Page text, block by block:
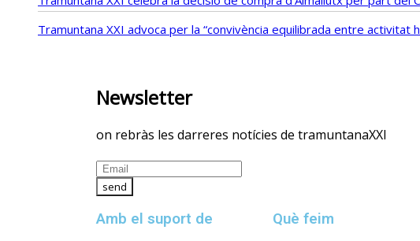
Tramuntana XXI advoca per la “convivència equilibrada entre activitat
Newsletter
on rebràs les darreres notícies de tramuntanaXXI
Amb el suport de Què feim